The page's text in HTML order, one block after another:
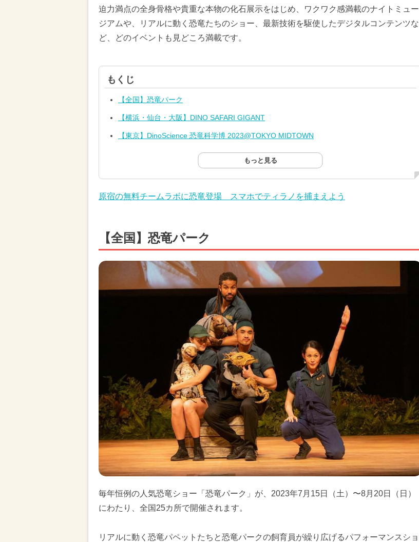
迫力満点の全身骨格や貴重な本物の化石展示をはじめ、ワクワク感満載のナイトミュー
ジアムや、リアルに動く恐竜たちのショー、最新技術を駆使したデジタルコンテンツな
ど、どのイベントも見どころ満載です。
もくじ
【全国】恐竜パーク
【横浜・仙台・大阪】DINO SAFARI GIGANT
【東京】DinoScience 恐竜科学博 2023@TOKYO MIDTOWN
もっと見る
原宿の無料チームラボに恐竜登場 スマホでティラノを捕まえよう
【全国】恐竜パーク
毎年恒例の人気恐竜ショー「恐竜パーク」が、2023年7月15日（土）〜8月20日（日）
にわたり、全国25カ所で開催されます。
リアルに動く恐竜パペットたちと恐竜パークの飼育員が繰り広げるパフォーマンスショ